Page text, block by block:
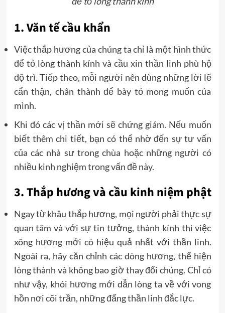
1. Văn tế cầu khẩn
Việc thắp hương của chúng ta chỉ là một hình thức
để tỏ lòng thành kính và cầu xin thần linh phù hộ
độ trì. Tiếp theo, mỗi người nên dùng những lời lẽ
cẩn thận, chân thành để bày tỏ mong muốn của
mình.
Khi đó các vị thần mới sẽ chứng giám. Nếu muốn
biết thêm chi tiết, bạn có thể nhờ đến sự tư vấn
của các nhà sư trong chùa hoặc những người có
nhiều kinh nghiệm trong vấn đề này.
3. Thắp hương và cầu kinh niệm phật
Ngay từ khâu thắp hương, mọi người phải thực sự
quan tâm và với sự tin tưởng, thành kính thì việc
xông hương mới có hiệu quả nhất với thần linh.
Ngoài ra, hãy căn chỉnh các dòng hương, thể hiện
lòng thành và không bao giờ thay đổi chúng. Chỉ có
như vậy, khói hương mới dẫn lòng ta về với vong
hồn nơi cõi trần, những đấng thần linh đắc lực.